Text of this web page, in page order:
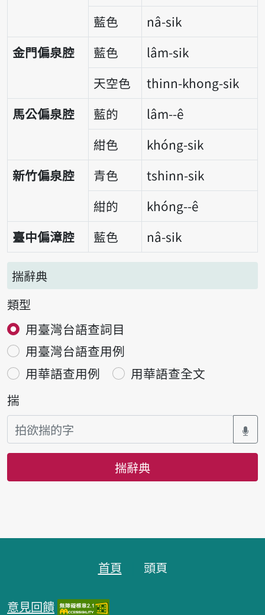
藍色
nâ-sik
金門偏泉腔
藍色
lâm-sik
天空色
thinn-khong-sik
馬公偏泉腔
藍的
lâm--ê
紺色
khóng-sik
新竹偏泉腔
青色
tshinn-sik
紺的
khóng--ê
臺中偏漳腔
藍色 nâ-sik
揣辭典
類型
用臺灣台語查詞目
用臺灣台語查用例
用華語查用例
用華語查全文
揣
揣辭典
首頁 頭頁
意見回饋